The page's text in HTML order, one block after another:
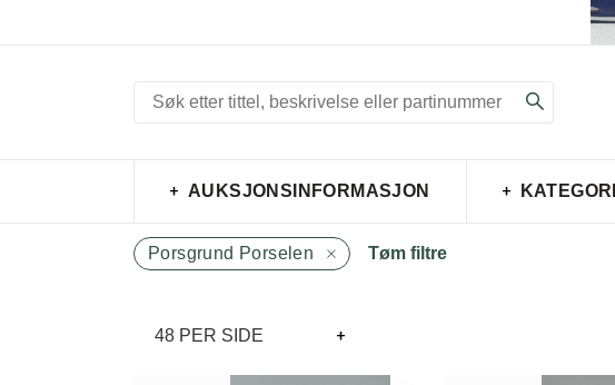
AUKSJONSINFORMASJON KATEGORI
Porsgrund Porselen Tøm filtre
48 PER SIDE